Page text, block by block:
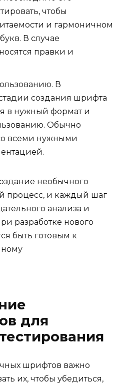
чтобы
и гармоничном
В случае
правки и
В
создания шрифта
в нужный формат и
Обычно
всеми нужными
необычного
процесс, и каждый шаг
анализа и
разработке нового
быть готовым к
для
шрифтов важно
их, чтобы убедиться,